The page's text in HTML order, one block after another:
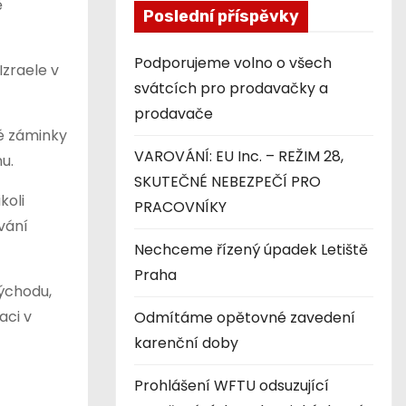
v
záminky
v
Poslední příspěvky
Podporujeme volno o všech
svátcích pro prodavačky a
prodavače
VAROVÁNÍ: EU Inc. – REŽIM 28,
SKUTEČNÉ NEBEZPEČÍ PRO
PRACOVNÍKY
Nechceme řízený úpadek Letiště
Praha
Odmítáme opětovné zavedení
karenční doby
Prohlášení WFTU odsuzující